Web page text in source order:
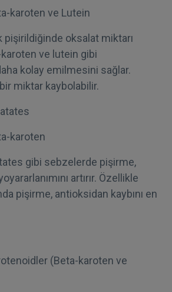
karoten ve Lutein
pişirildiğinde oksalat miktarı
karoten ve lutein gibi
kolay emilmesini sağlar.
miktar kaybolabilir.
karoten
gibi sebzelerde pişirme,
artırır. Özellikle
pişirme, antioksidan kaybını en
(Beta-karoten ve